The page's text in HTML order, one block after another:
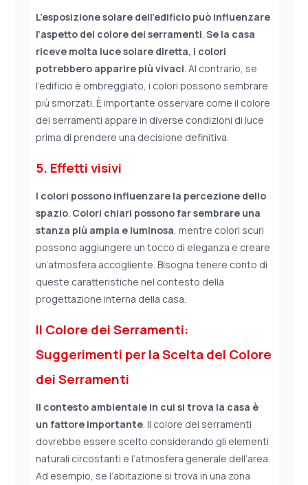
L’esposizione solare dell’edificio può influenzare
l’aspetto del colore dei serramenti.Se la casa
riceve molta luce solare diretta, i colori
potrebbero apparire più vivaci. Al contrario, se
l’edificio è ombreggiato, i colori possono sembrare
più smorzati. È importante osservare come il colore
dei serramenti appare in diverse condizioni di luce
prima di prendere una decisione definitiva.
5. Effetti visivi
I colori possono influenzare la percezione dello
spazio. Colori chiari possono far sembrare una
stanza più ampia e luminosa, mentre colori scuri
possono aggiungere un tocco di eleganza e creare
un’atmosfera accogliente. Bisogna tenere conto di
queste caratteristiche nel contesto della
progettazione interna della casa.
Il Colore dei Serramenti:
Suggerimenti per la Scelta del Colore
dei Serramenti
Il contesto ambientale in cui si trova la casa è
un fattore importante. Il colore dei serramenti
dovrebbe essere scelto considerando gli elementi
naturali circostanti e l’atmosfera generale dell’area.
Ad esempio, se l’abitazione si trova in una zona